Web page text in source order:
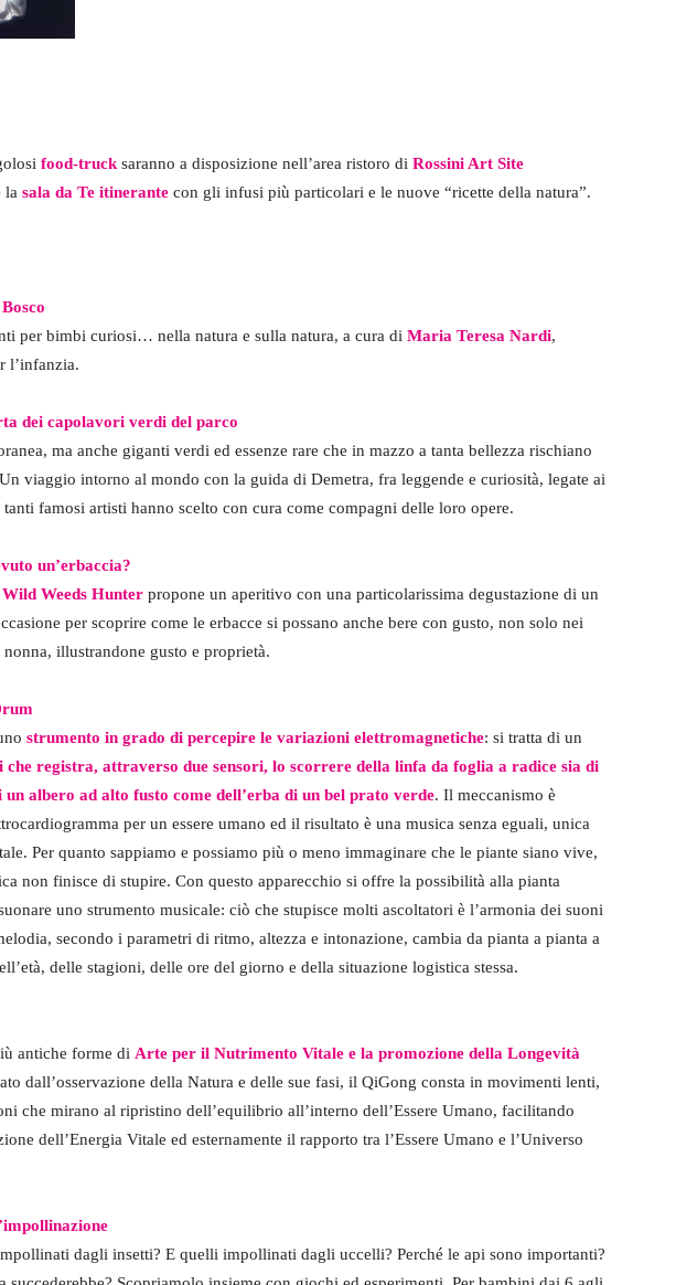
food-truck saranno a disposizione nell’area ristoro di Rossini Art Site
la sala da Te itinerante con gli infusi più particolari e le nuove “ricette della natura”.
per bimbi curiosi… nella natura e sulla natura, a cura di Maria Teresa Nardi,
l’infanzia.
dei capolavori verdi del parco
ma anche giganti verdi ed essenze rare che in mazzo a tanta bellezza rischiano
viaggio intorno al mondo con la guida di Demetra, fra leggende e curiosità, legate ai
famosi artisti hanno scelto con cura come compagni delle loro opere.
un’erbaccia?
Weeds Hunter propone un aperitivo con una particolarissima degustazione di un
per scoprire come le erbacce si possano anche bere con gusto, non solo nei
illustrandone gusto e proprietà.
strumento in grado di percepire le variazioni elettromagnetiche: si tratta di un
registra, attraverso due sensori, lo scorrere della linfa da foglia a radice sia di
un albero ad alto fusto come dell’erba di un bel prato verde. Il meccanismo è
per un essere umano ed il risultato è una musica senza eguali, unica
Per quanto sappiamo e possiamo più o meno immaginare che le piante siano vive,
non finisce di stupire. Con questo apparecchio si offre la possibilità alla pianta
uno strumento musicale: ciò che stupisce molti ascoltatori è l’armonia dei suoni
secondo i parametri di ritmo, altezza e intonazione, cambia da pianta a pianta a
delle stagioni, delle ore del giorno e della situazione logistica stessa.
antiche forme di Arte per il Nutrimento Vitale e la promozione della Longevità
dall’osservazione della Natura e delle sue fasi, il QiGong consta in movimenti lenti,
che mirano al ripristino dell’equilibrio all’interno dell’Essere Umano, facilitando
dell’Energia Vitale ed esternamente il rapporto tra l’Essere Umano e l’Universo
dagli insetti? E quelli impollinati dagli uccelli? Perché le api sono importanti?